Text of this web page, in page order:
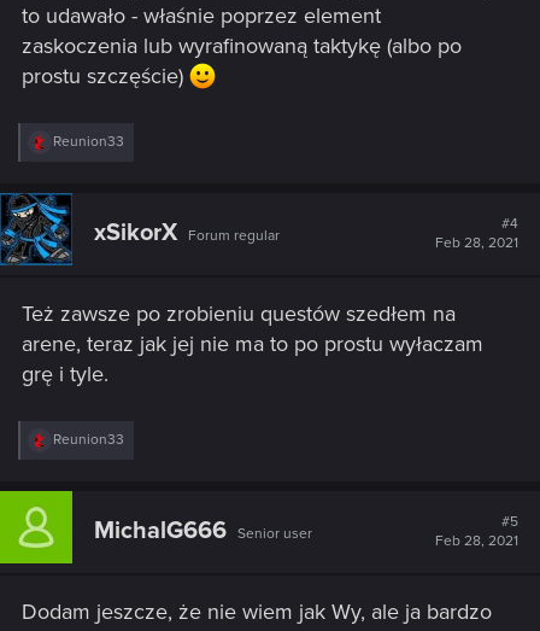
to udawało - właśnie poprzez element
zaskoczenia lub wyrafinowaną taktykę (albo po
prostu szczęście)
R
c
t
i
o
:
Reunion33
xSikorX Forum regular
#4
Feb 28, 2021
Też zawsze po zrobieniu questów szedłem na
arene, teraz jak jej nie ma to po prostu wyłaczam
grę i tyle.
R
c
i
:
Reunion33
MichalG666 Senior user
#5
Feb 28, 2021
Dodam jeszcze, że nie wiem jak Wy, ale ja bardzo